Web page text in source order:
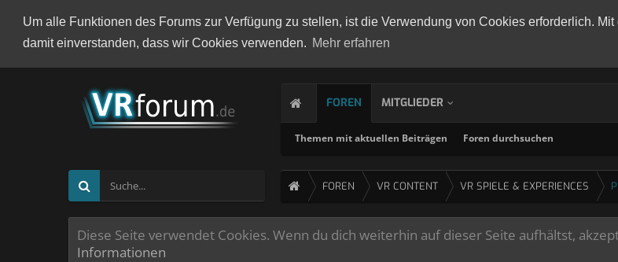
Um alle Funktionen des Forums zur Verfügung zu stellen, ist die Verwendung von Cookies erforderlich.
damit einverstanden, dass wir Cookies verwenden. Mehr erfahren
FOREN
Themen mit aktuellen Beiträgen Foren durchsuchen
MITGLIEDER
FOREN VR CONTENT VR SPIELE & EXPERIENCES
Diese Seite verwendet Cookies. Wenn du dich weiterhin auf dieser Seite aufhältst,
Informationen